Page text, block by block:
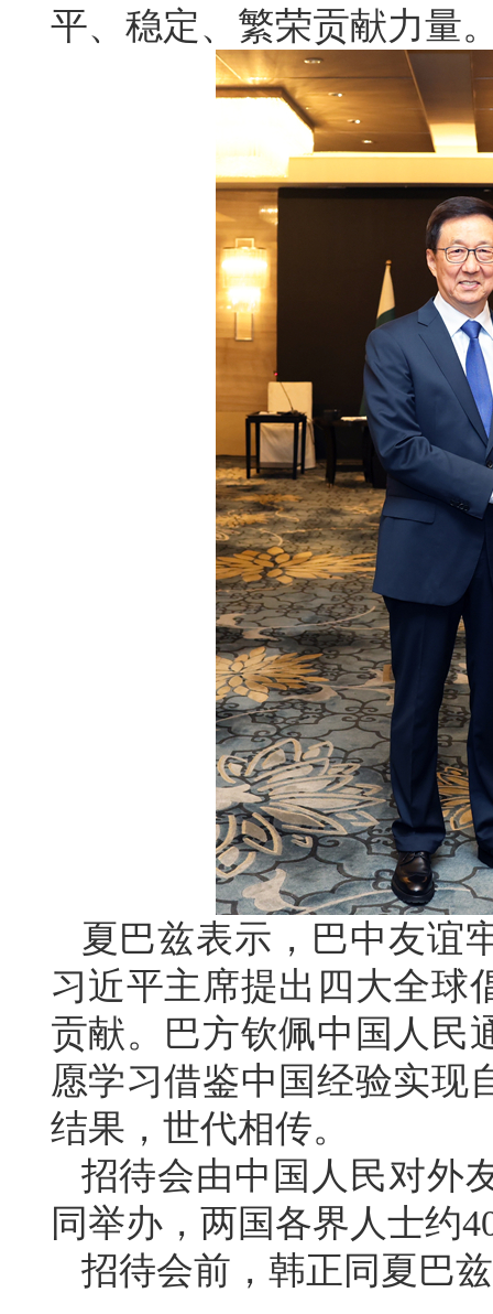
平、稳定、繁荣贡献力量
夏巴兹表示，巴中友谊
习近平主席提出四大全球
贡献。巴方钦佩中国人民
愿学习借鉴中国经验实现
结果，世代相传。
招待会由中国人民对外
同举办，两国各界人士约
招待会前，韩正同夏巴